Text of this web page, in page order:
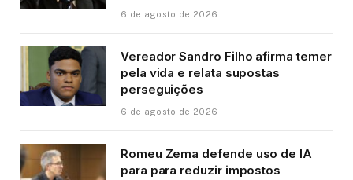
6 de agosto de 2026
Vereador Sandro Filho afirma temer
pela vida e relata supostas
perseguições
6 de agosto de 2026
Romeu Zema defende uso de IA
para para reduzir impostos